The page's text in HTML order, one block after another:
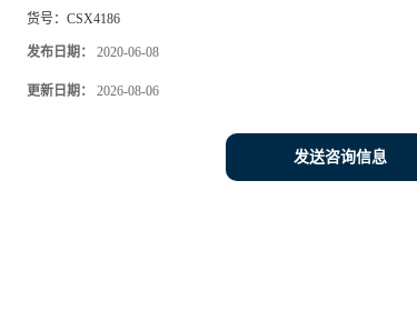
货号： CSX4186
发布日期： 2020-06-08
更新日期： 2026-08-06
发送咨询信息